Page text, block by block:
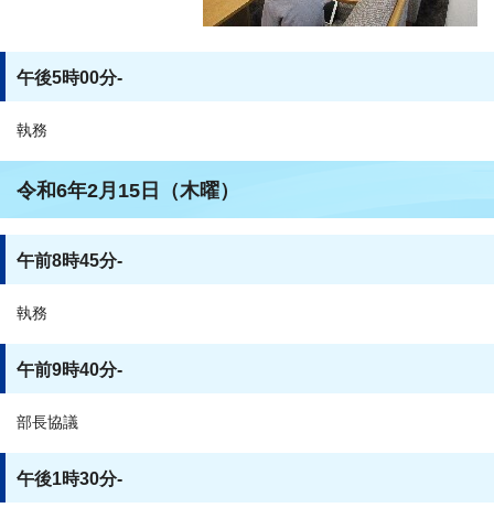
午後5時00分-
執務
令和6年2月15日（木曜）
午前8時45分-
執務
午前9時40分-
部長協議
午後1時30分-